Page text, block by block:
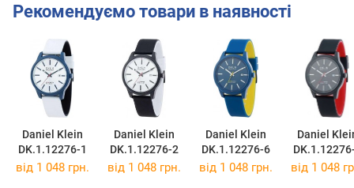
Рекомендуємо товари в наявності
Daniel Klein
DK.1.12276-1
Daniel Klein
DK.1.12276-2
Daniel Klein
DK.1.12276-6
Daniel
від 1 048 грн. від 1 048 грн. від 1 048 грн. від 1 048